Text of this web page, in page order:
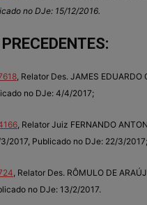
no DJe: 15/12/2016.
, Relator Des. JAMES
no DJe: 4/4/2017;
, Relator Juiz FERNANDO
2017, Publicado no DJe: 22/3/2017;
, Relator Des. RÔMULO DE
no DJe: 13/2/2017.